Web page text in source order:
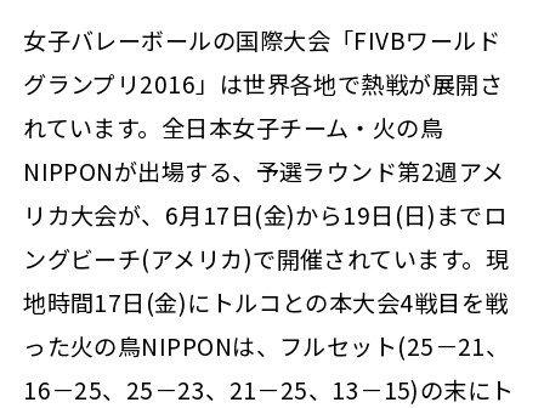
女子バレーボールの国際大会「FIVBワールド
グランプリ2016」は世界各地で熱戦が展開さ
れています。全日本女子チーム・火の鳥
NIPPONが出場する、予選ラウンド第2週アメ
リカ大会が、6月17日(金)から19日(日)までロ
ングビーチ(アメリカ)で開催されています。現
地時間17日(金)にトルコとの本大会4戦目を戦
った火の鳥NIPPONは、フルセット(25－21、
16－25、25－23、21－25、13－15)の末にト